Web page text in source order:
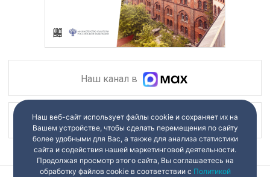
Наш канал в
Наш канал в
Наш веб-сайт использует файлы cookie и сохраняет их на
Вашем устройстве, чтобы сделать перемещения по сайту
более удобными для Вас, а также для анализа статистики
сайта и содействия нашей маркетинговой деятельности.
Продолжая просмотр этого сайта, Вы соглашаетесь на
обработку файлов cookie в соответствии с Политикой